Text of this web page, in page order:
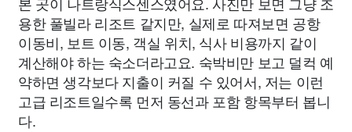
용한 풀빌라 리조트 같지만, 실제로 따져보면 공항
이동비, 보트 이동, 객실 위치, 식사 비용까지 같이
계산해야 하는 숙소더라고요. 숙박비만 보고 덜컥 예
약하면 생각보다 지출이 커질 수 있어서, 저는 이런
고급 리조트일수록 먼저 동선과 포함 항목부터 봅니
다.